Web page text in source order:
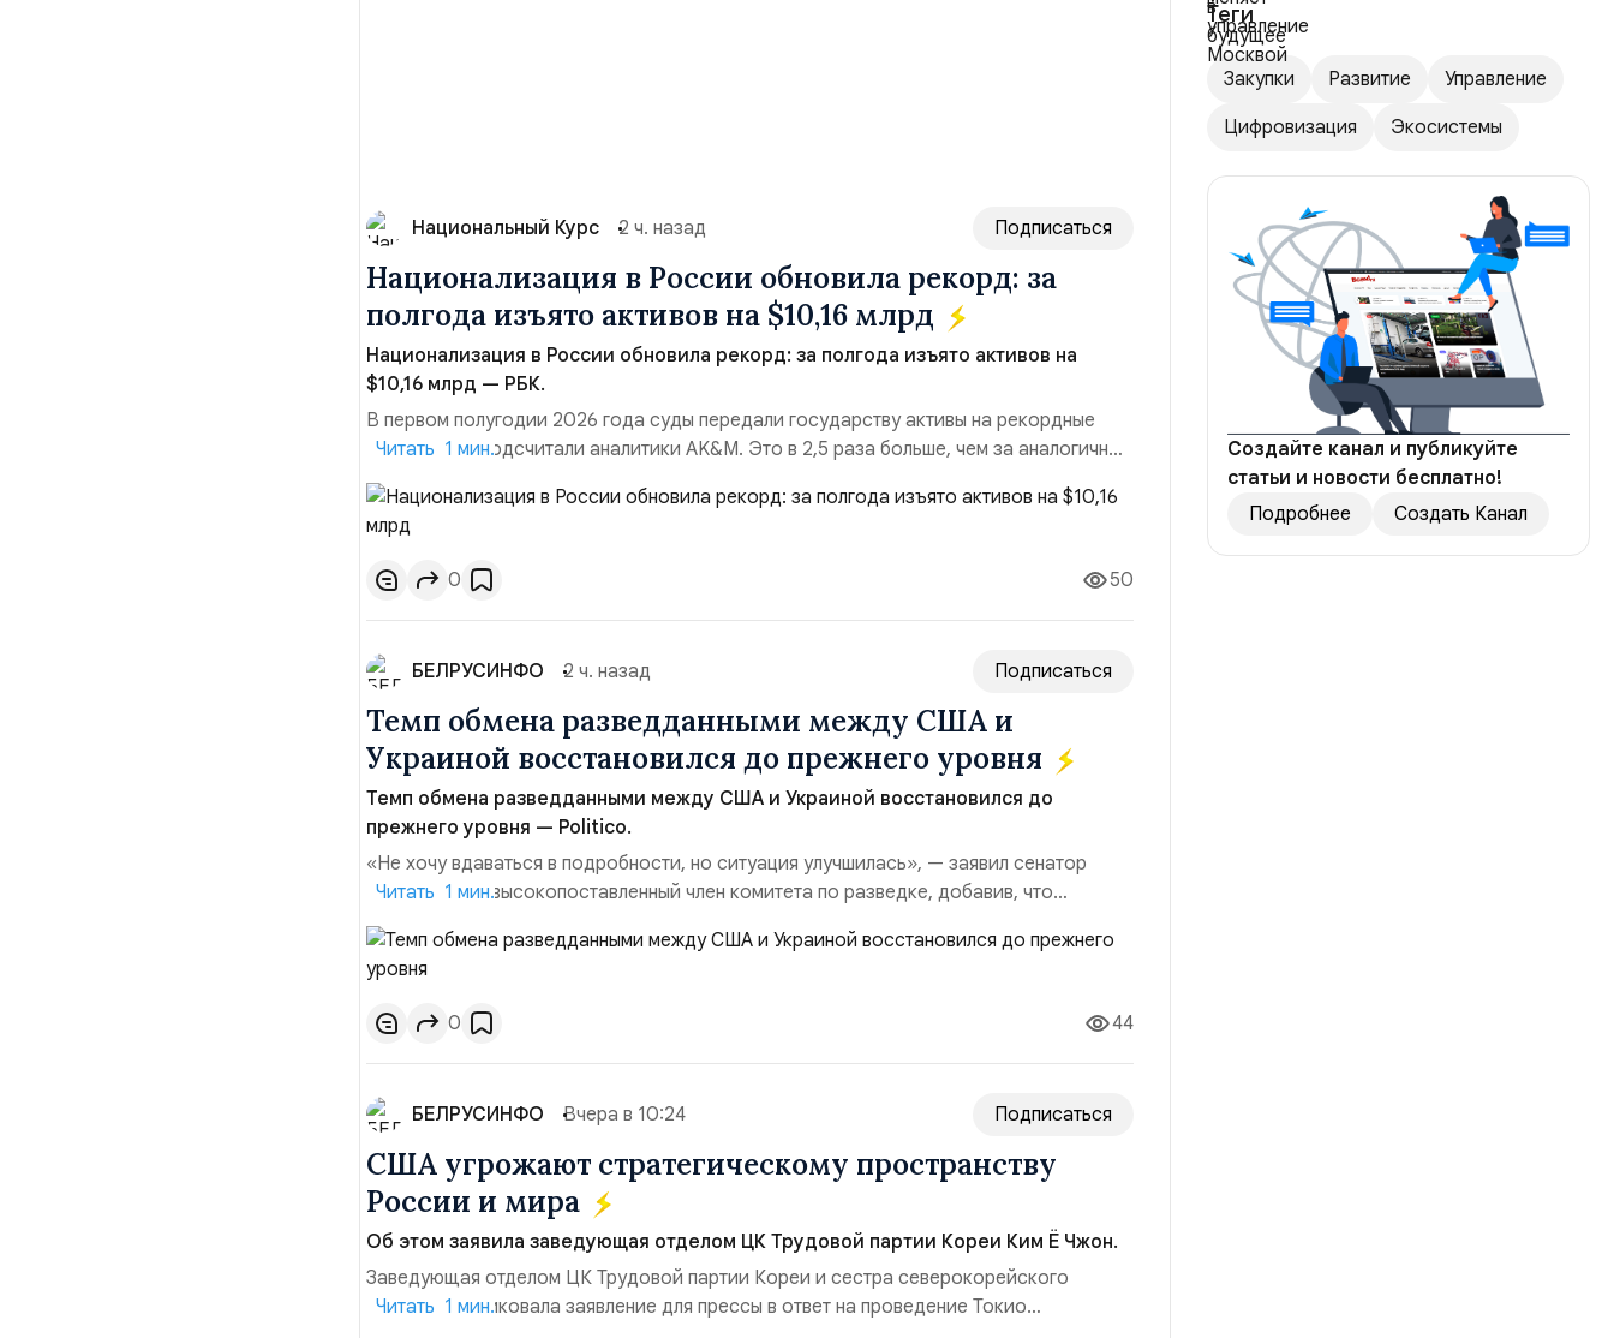
Национальный Курс 2 ч. назад Подписаться
Национализация в России обновила рекорд: за
полгода изъято активов на $10,16 млрд
Национализация в России обновила рекорд: за полгода изъято активов на
$10,16 млрд — РБК.
В первом полугодии 2026 года суды передали государству активы на рекордные
$10,16 млрд, подсчитали аналитики AK&M. Это в 2,5 раза больше, чем за аналогичный
период 2025 года ($3,95 млрд). Всего зафиксировано 15 национализационных
транзакций, которые обеспечили 42,2% денежного объёма всего российского рынка
слияний и поглощений. Крупнейшей ...
Читать 1 мин.
0 50
БЕЛРУСИНФО 2 ч. назад Подписаться
Темп обмена разведданными между США и
Украиной восстановился до прежнего уровня
Темп обмена разведданными между США и Украиной восстановился до
прежнего уровня — Politico.
«Не хочу вдаваться в подробности, но ситуация улучшилась», — заявил сенатор
Марк Уорнер, высокопоставленный член комитета по разведке, добавив, что
использование Украиной беспилотников и ракет большой дальности позволило ей
наносить удары вглубь российской территории и укрепило её
позиции.Сотрудничество со стороны США стало ключом к позитивному пов...
Читать 1 мин.
0 44
БЕЛРУСИНФО Вчера в 10:24 Подписаться
США угрожают стратегическому пространству
России и мира
Об этом заявила заведующая отделом ЦК Трудовой партии Кореи Ким Ё Чжон.
Заведующая отделом ЦК Трудовой партии Кореи и сестра северокорейского
лидера опубликовала заявление для прессы в ответ на проведение Токио
Читать 1 мин.
Теги
Закупки Развитие
Управление
Цифровизация
Экосистемы
Создайте канал и публикуйте
статьи и новости бесплатно!
Подробнее
Создать Канал